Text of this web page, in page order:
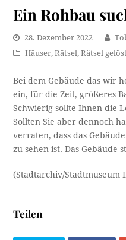
Ein Rohbau
28. Dezember 2022
Häuser,Rätsel,Rätsel gelöst
Bei dem Gebäude das wir
ein, für die Zeit, größeres
Schwierig sollte Ihnen die
Sollten Sie aber dennoch
verraten, dass das
zu sehen ist. Das Gebäude
(Stadtarchiv/Stadtmuseum
Teilen